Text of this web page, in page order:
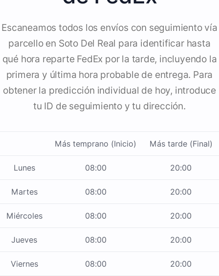
Escaneamos todos los envíos con seguimiento vía
parcello en Soto Del Real para identificar hasta
qué hora reparte FedEx por la tarde, incluyendo la
primera y última hora probable de entrega. Para
obtener la predicción individual de hoy, introduce
tu ID de seguimiento y tu dirección.
Más temprano (Inicio) Más tarde (Final)
Lunes 08:00 20:00
Martes 08:00 20:00
Miércoles 08:00 20:00
Jueves 08:00 20:00
Viernes 08:00 20:00